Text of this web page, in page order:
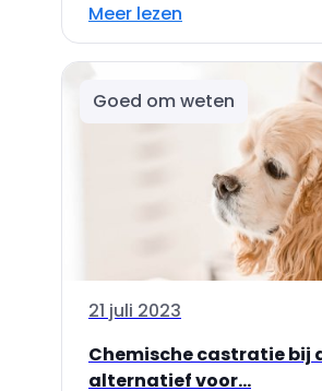
Meer lezen
Goed om weten
21 juli 2023
Chemische castratie bij
alternatief voor...